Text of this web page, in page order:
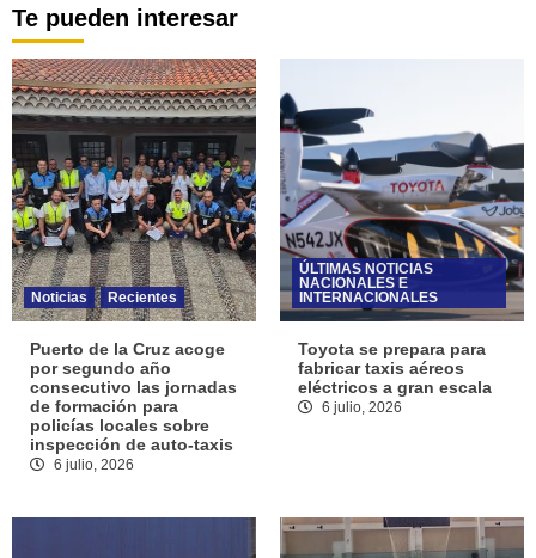
Te pueden interesar
Noticias Recientes
Puerto de la Cruz acoge
por segundo año
consecutivo las jornadas
de formación para
policías locales sobre
inspección de auto-taxis
6 julio, 2026
ÚLTIMAS NOTICIAS
NACIONALES E
INTERNACIONALES
Toyota se prepara para
fabricar taxis aéreos
eléctricos a gran escala
6 julio, 2026